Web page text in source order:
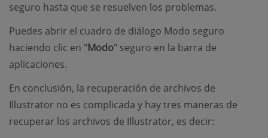
seguro hasta que se resuelven los problemas.
Puedes abrir el cuadro de diálogo Modo seguro
haciendo clic en "Modo" seguro en la barra de
aplicaciones.
En conclusión, la recuperación de archivos de
Illustrator no es complicada y hay tres maneras de
recuperar los archivos de Illustrator, es decir: